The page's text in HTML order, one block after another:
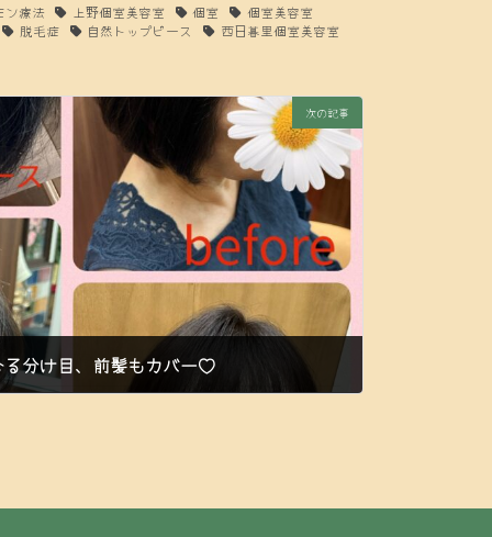
ン療法 上野個室美容室 個室
個室美容室
脱毛症 自然トップピース 西日暮里個室美容室
次の記事
る分け目、前髪もカバー♡